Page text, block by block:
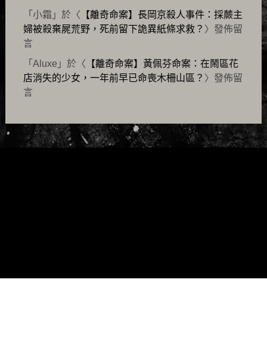
「 小霜 」於〈 【離奇命案】長岡京殺人事件：採蕨主
婦被殺棄屍荒野，死前留下詭異紙條求救？ 〉發佈留
言
「 Aluxe 」於〈 【離奇命案】黃佩芬命案：在鬧區花
店消失的少女，一年前早已命喪木柵山區？ 〉發佈留
言